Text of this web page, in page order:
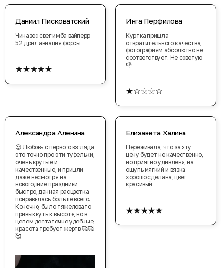
Даниил Писковатский
Чиназес свег имба вайперр
52 дрил авиация форсы
★★★★★
Инга Перфилова
Куртка пришла
отвратительного качества,
фотографиям абсолютно не
соответствует. Не советую
👎
★☆☆☆☆
Александра Алёнина
😍 Любовь с первого взгляда
это точно про эти туфельки,
очень крутые и
качественные, и пришли
даже несмотря на
новогодние праздники
быстро, данная расцветка
понравилась больше всего.
Конечно, было тяжеловато
привыкнуть к высоте, но в
целом достаточно удобные,
красота требует жертв 🥰🥰
🥰
Елизавета Халина
Переживала, что за эту
цену будет не качественно,
но приятно удивлена, на
ощупь мягкий и вязка
хорошо сделана, цвет
красивый
★★★★★